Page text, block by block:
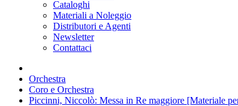
Cataloghi
Materiali a Noleggio
Distributori e Agenti
Newsletter
Contattaci
Orchestra
Coro e Orchestra
Piccinni, Niccolò: Messa in Re maggiore [Materiale